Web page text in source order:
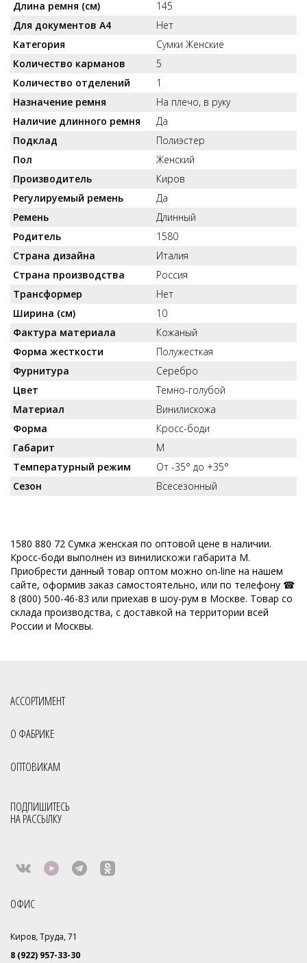
Длина ремня (см)
145
Для документов А4
Нет
Категория
Сумки Женские
Количество карманов
5
Количество отделений
1
Назначение ремня
На плечо, в руку
Наличие длинного ремня
Да
Подклад
Полиэстер
Пол
Женский
Производитель
Киров
Регулируемый ремень
Да
Ремень
Длинный
Родитель
1580
Страна дизайна
Италия
Страна производства
Россия
Трансформер
Нет
Ширина (см)
10
Фактура материала
Кожаный
Форма жесткости
Полужесткая
Фурнитура
Серебро
Цвет
Темно-голубой
Материал
Винилискожа
Форма
Кросс-боди
Габарит
M
Температурный режим
От -35° до +35°
Сезон
Всесезонный
1580 880 72 Сумка женская по оптовой цене в наличии.
Кросс-боди выполнен из винилискожи габарита M.
Приобрести данный товар оптом можно on-line на нашем
сайте, оформив заказ самостоятельно, или по телефону ☎
8 (800) 500-46-83 или приехав в шоу-рум в Москве. Товар со
склада производства, с доставкой на территории всей
России и Москвы.
АССОРТИМЕНТ
О ФАБРИКЕ
ОПТОВИКАМ
ПОДПИШИТЕСЬ
НА РАССЫЛКУ
ОФИС
Киров, Труда, 71
8 (922) 957-33-30